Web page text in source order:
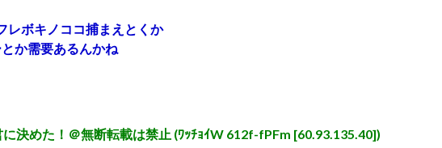
レボキノココ捕まえとくか
か需要あるんかね
決めた！＠無断転載は禁止 (ﾜｯﾁｮｲW 612f-fPFm [60.93.135.40])